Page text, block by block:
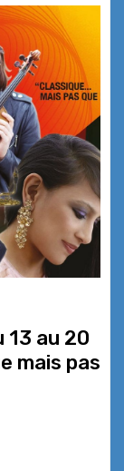
13 au 20
mais pas